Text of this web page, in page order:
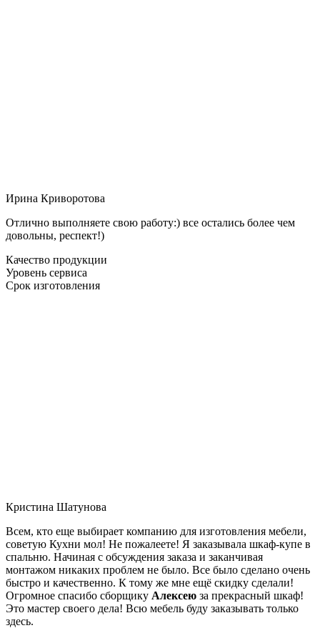
Ирина Криворотова
Отлично выполняете свою работу:) все остались более чем
довольны, респект!)
Качество продукции
Уровень сервиса
Срок изготовления
Кристина Шатунова
Всем, кто еще выбирает компанию для изготовления мебели,
советую Кухни мол! Не пожалеете! Я заказывала шкаф-купе в
спальню. Начиная с обсуждения заказа и заканчивая
монтажом никаких проблем не было. Все было сделано очень
быстро и качественно. К тому же мне ещё скидку сделали!
Огромное спасибо сборщику Алексею за прекрасный шкаф!
Это мастер своего дела! Всю мебель буду заказывать только
здесь.